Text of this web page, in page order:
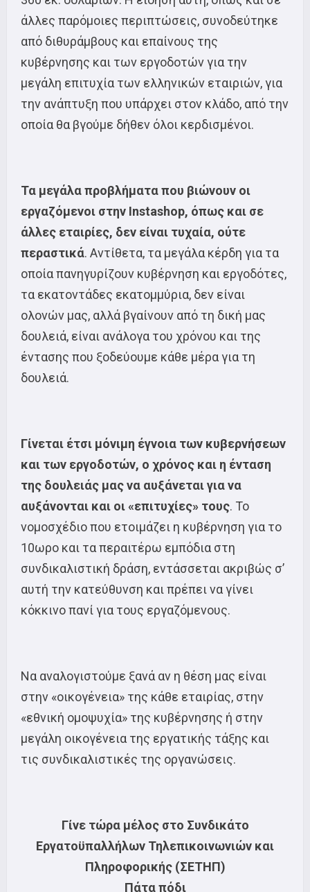
άλλες παρόμοιες περιπτώσεις, συνοδεύτηκε
από διθυράμβους και επαίνους της
κυβέρνησης και των εργοδοτών για την
μεγάλη επιτυχία των ελληνικών εταιριών, για
την ανάπτυξη που υπάρχει στον κλάδο, από την
οποία θα βγούμε δήθεν όλοι κερδισμένοι.
Τα μεγάλα προβλήματα που βιώνουν οι
εργαζόμενοι στην Instashop, όπως και σε
άλλες εταιρίες, δεν είναι τυχαία, ούτε
περαστικά. Αντίθετα, τα μεγάλα κέρδη για τα
οποία πανηγυρίζουν κυβέρνηση και εργοδότες,
τα εκατοντάδες εκατομμύρια, δεν είναι
ολονών μας, αλλά βγαίνουν από τη δική μας
δουλειά, είναι ανάλογα του χρόνου και της
έντασης που ξοδεύουμε κάθε μέρα για τη
δουλειά.
Γίνεται έτσι μόνιμη έγνοια των κυβερνήσεων
και των εργοδοτών, ο χρόνος και η ένταση
της δουλειάς μας να αυξάνεται για να
αυξάνονται και οι «επιτυχίες» τους. Το
νομοσχέδιο που ετοιμάζει η κυβέρνηση για το
10ωρο και τα περαιτέρω εμπόδια στη
συνδικαλιστική δράση, εντάσσεται ακριβώς σ’
αυτή την κατεύθυνση και πρέπει να γίνει
κόκκινο πανί για τους εργαζόμενους.
Να αναλογιστούμε ξανά αν η θέση μας είναι
στην «οικογένεια» της κάθε εταιρίας, στην
«εθνική ομοψυχία» της κυβέρνησης ή στην
μεγάλη οικογένεια της εργατικής τάξης και
τις συνδικαλιστικές της οργανώσεις.
Γίνε τώρα μέλος στο Συνδικάτο
Εργατοϋπαλλήλων Τηλεπικοινωνιών και
Πληροφορικής (ΣΕΤΗΠ)
Πάτα πόδι